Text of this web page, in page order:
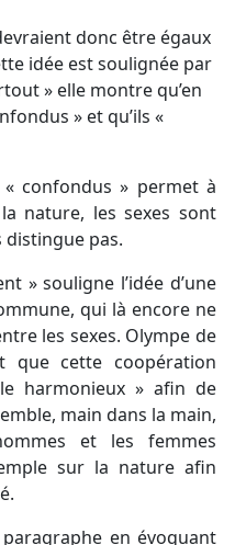
donc être égaux
idée est soulignée par
» elle montre qu’en
» et qu’ils «
« confondus » permet à
nature, les sexes sont
distingue pas.
» souligne l’idée d’une
qui là encore ne
les sexes. Olympe de
que cette coopération
harmonieux » afin de
main dans la main,
et les femmes
sur la nature afin
paragraphe en évoquant